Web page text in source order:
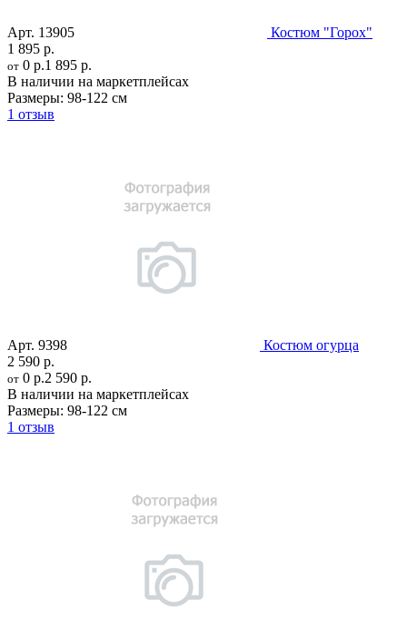
Арт. 13905
Костюм "Горох"
1 895 р.
от 0 р.1 895 р.
В наличии на маркетплейсах
Размеры: 98-122 см
1 отзыв
Арт. 9398
Костюм огурца
2 590 р.
от 0 р.2 590 р.
В наличии на маркетплейсах
Размеры: 98-122 см
1 отзыв